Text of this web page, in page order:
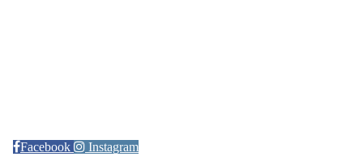
Facebook Instagram